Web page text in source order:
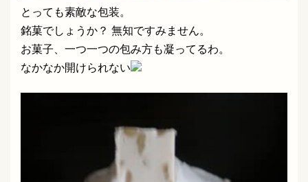
とっても素敵な包装。
銘菓でしょうか？ 無知ですみません。
お菓子、一つ一つの包み方も凝ってるわ。
なかなか開けられない